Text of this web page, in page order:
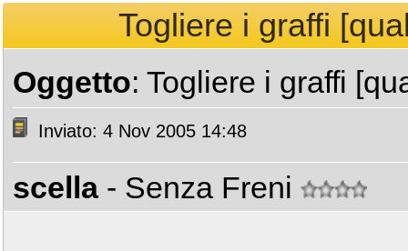
Togliere i graffi
Oggetto: Togliere i graffi
Inviato: 4 Nov 2005 14:48
scella - Senza Freni